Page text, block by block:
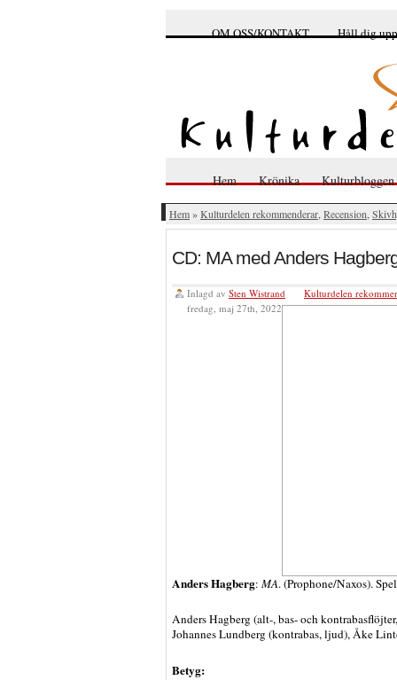
OM OSS/KONTAKT Håll dig
Hem Krönika Kulturbloggen
Hem»Kulturdelen rekommenderar Recension
CD: MA med Anders
Inlagd av Sten Wistrand Kulturdelen
fredag, maj 27th, 2022
Anders Hagberg: MA. (Prophone/Naxos).
Anders Hagberg (alt-, bas- och
Johannes Lundberg (kontrabas, ljud), Åke
Betyg: